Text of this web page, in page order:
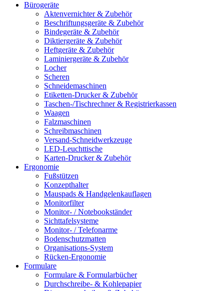
Bürogeräte
Aktenvernichter & Zubehör
Beschriftungsgeräte & Zubehör
Bindegeräte & Zubehör
Diktiergeräte & Zubehör
Heftgeräte & Zubehör
Laminiergeräte & Zubehör
Locher
Scheren
Schneidemaschinen
Etiketten-Drucker & Zubehör
Taschen-/Tischrechner & Registrierkassen
Waagen
Falzmaschinen
Schreibmaschinen
Versand-Schneidwerkzeuge
LED-Leuchttische
Karten-Drucker & Zubehör
Ergonomie
Fußstützen
Konzepthalter
Mauspads & Handgelenkauflagen
Monitorfilter
Monitor- / Notebookständer
Sichttafelsysteme
Monitor- / Telefonarme
Bodenschutzmatten
Organisations-System
Rücken-Ergonomie
Formulare
Formulare & Formularbücher
Durchschreibe- & Kohlepapier